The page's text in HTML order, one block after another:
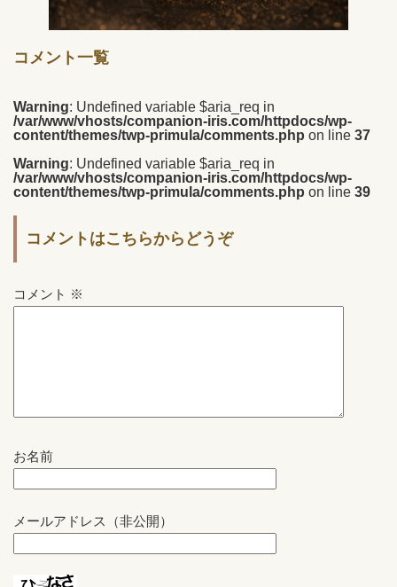
コメント一覧
Warning: Undefined variable $aria_req in
/var/www/vhosts/companion-iris.com/httpdocs/wp-
content/themes/twp-primula/comments.php on line 37
Warning: Undefined variable $aria_req in
/var/www/vhosts/companion-iris.com/httpdocs/wp-
content/themes/twp-primula/comments.php on line 39
コメントはこちらからどうぞ
コメント ※
お名前
メールアドレス（非公開）